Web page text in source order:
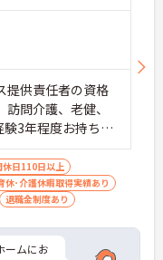
供責任者の資格
問介護、老健、
3年程度お持ちの
経験も可（サ責
数）
休日110日以上
休･介護休暇取得実績あり
退職金制度あり
ームにお